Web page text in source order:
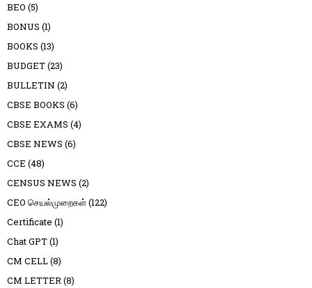
BEO (5)
BONUS (1)
BOOKS (13)
BUDGET(23)
BULLETIN (2)
CBSE BOOKS (6)
CBSE EXAMS (4)
CBSE NEWS (6)
CCE (48)
CENSUS NEWS (2)
CEO செயல்முறைகள்(122)
Certificate (1)
Chat GPT(1)
CM CELL(8)
CM LETTER(8)